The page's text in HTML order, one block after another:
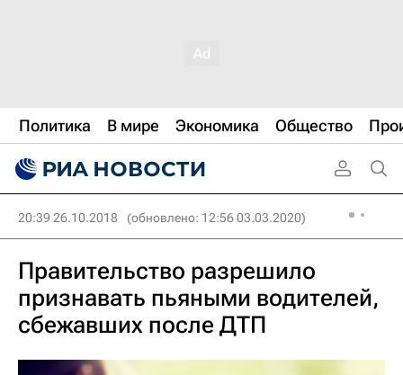
Политика В мире Экономика Общество
20:39 26.10.2018 (обновлено: 12:56 03.03.2020)
Правительство разрешило
признавать пьяными водителей,
сбежавших после ДТП